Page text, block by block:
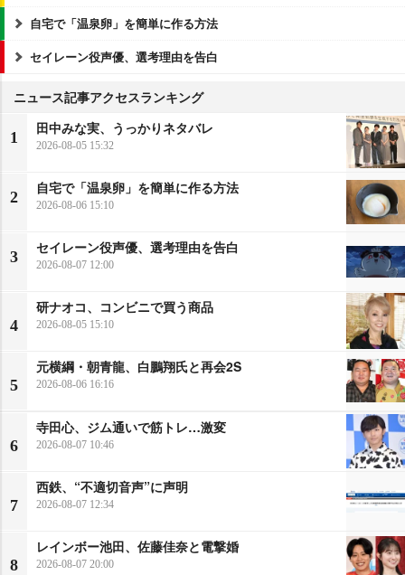
自宅で「温泉卵」を簡単に作る方法
セイレーン役声優、選考理由を告白
ニュース記事アクセスランキング
1
田中みな実、うっかりネタバレ
2026-08-05 15:32
2
自宅で「温泉卵」を簡単に作る方法
2026-08-06 15:10
3
セイレーン役声優、選考理由を告白
2026-08-07 12:00
4
研ナオコ、コンビニで買う商品
2026-08-05 15:10
5
元横綱・朝青龍、白鵬翔氏と再会2S
2026-08-06 16:16
6
寺田心、ジム通いで筋トレ…激変
2026-08-07 10:46
7
西鉄、“不適切音声”に声明
2026-08-07 12:34
8
レインボー池田、佐藤佳奈と電撃婚
2026-08-07 20:00